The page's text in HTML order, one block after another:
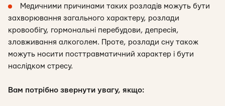
Медичними причинами таких розладів можуть бути
захворювання загального характеру, розлади
кровообігу, гормональні перебудови, депресія,
зловживання алкоголем. Проте, розлади сну також
можуть носити посттравматичний характер і бути
наслідком стресу.
Вам потрібно звернути увагу, якщо: